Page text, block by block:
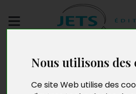
Nous utilisons des
Ce site Web utilise des
manuscrit